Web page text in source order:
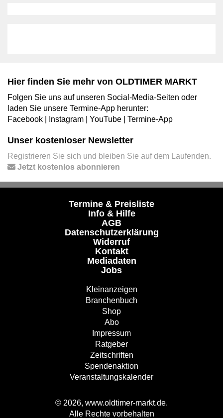
Hier finden Sie mehr von OLDTIMER MARKT
Folgen Sie uns auf unseren Social-Media-Seiten oder
laden Sie unsere Termine-App herunter:
Facebook
Instagram YouTube Termine-App
Unser kostenloser Newsletter
Registrieren Sie sich und bleiben Sie auf dem Laufenden.
Jetzt kostenlos abonnieren
Termine & Preisliste
Info & Hilfe
AGB
Datenschutzerklärung
Widerruf
Kontakt
Mediadaten
Jobs
Kleinanzeigen
Branchenbuch
Shop
Abo
Impressum
Ratgeber
Zeitschriften
Spendenaktion
Veranstaltungskalender
© 2026, www.oldtimer-markt.de.
Alle Rechte vorbehalten